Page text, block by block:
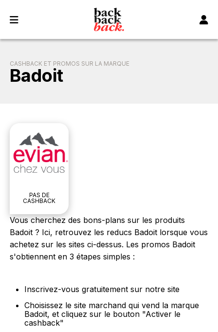
CASHBACK ET PROMOS SUR LA MARQUE
Badoit
PAS DE
CASHBACK
Vous cherchez des bons-plans sur les produits
Badoit ? Ici, retrouvez les reducs Badoit lorsque vous
achetez sur les sites ci-dessus. Les promos Badoit
s'obtiennent en 3 étapes simples :
Inscrivez-vous gratuitement sur notre site
Choisissez le site marchand qui vend la marque
Badoit, et cliquez sur le bouton "Activer le
cashback"